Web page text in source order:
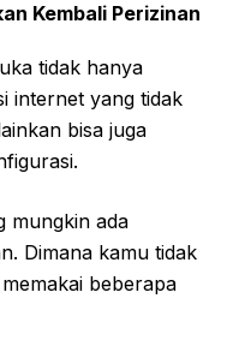
Kembali Perizinan
tidak hanya
internet yang tidak
bisa juga
mungkin ada
Dimana kamu tidak
beberapa